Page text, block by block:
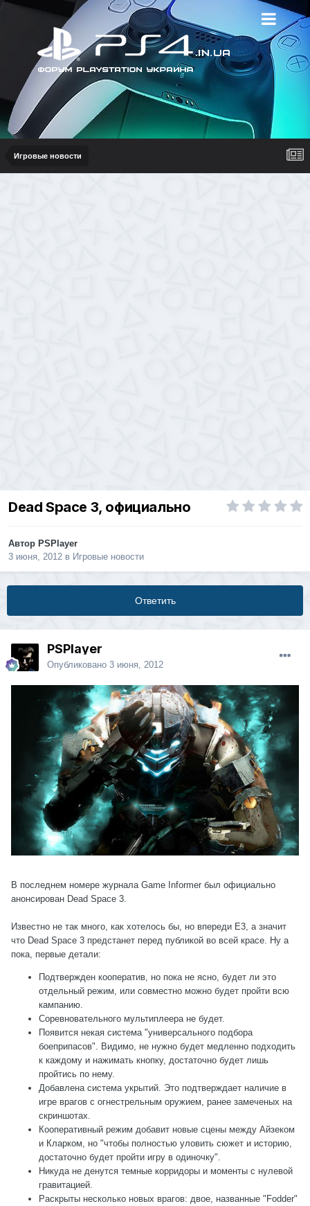
Игровые новости
Dead Space 3, официально
Автор PSPlayer
3 июня, 2012 в Игровые новости
Ответить
PSPlayer
Опубликовано 3 июня, 2012
В последнем номере журнала Game Informer был официально
анонсирован Dead Space 3.
Известно не так много, как хотелось бы, но впереди E3, а значит
что Dead Space 3 предстанет перед публикой во всей красе. Ну а
пока, первые детали:
Подтвержден кооператив, но пока не ясно, будет ли это
отдельный режим, или совместно можно будет пройти всю
кампанию.
Соревновательного мультиплеера не будет.
Появится некая система "универсального подбора
боеприпасов". Видимо, не нужно будет медленно подходить
к каждому и нажимать кнопку, достаточно будет лишь
пройтись по нему.
Добавлена система укрытий. Это подтверждает наличие в
игре врагов с огнестрельным оружием, ранее замеченых на
скриншотах.
Кооперативный режим добавит новые сцены между Айзеком
и Кларком, но "чтобы полностью уловить сюжет и историю,
достаточно будет пройти игру в одиночку".
Никуда не денутся темные корридоры и моменты с нулевой
гравитацией.
Раскрыты несколько новых врагов: двое, названные "Fodder"